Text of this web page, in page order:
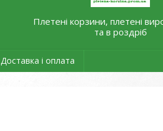
Плетені корзини, плетені
та в роздріб
Доставка і оплата